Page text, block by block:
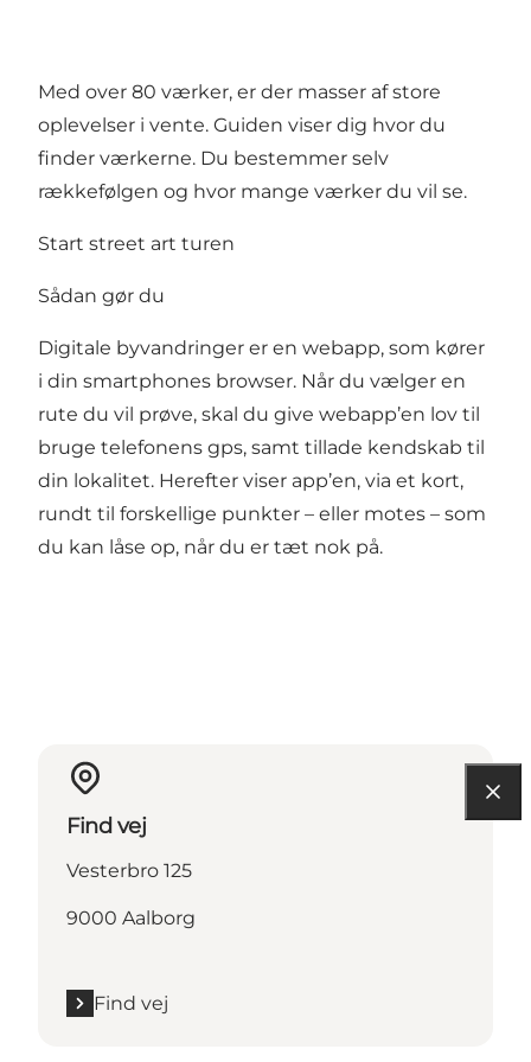
Med over 80 værker, er der masser af store
oplevelser i vente. Guiden viser dig hvor du
finder værkerne. Du bestemmer selv
rækkefølgen og hvor mange værker du vil se.
Start street art turen
Sådan gør du
Digitale byvandringer er en webapp, som kører
i din smartphones browser. Når du vælger en
rute du vil prøve, skal du give webapp’en lov til
bruge telefonens gps, samt tillade kendskab til
din lokalitet. Herefter viser app’en, via et kort,
rundt til forskellige punkter – eller motes – som
du kan låse op, når du er tæt nok på.
Find vej
Vesterbro 125
9000 Aalborg
Find vej